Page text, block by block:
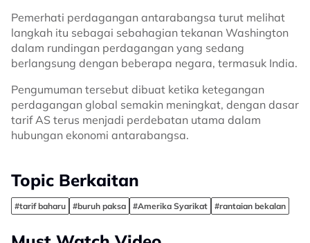
Pemerhati perdagangan antarabangsa turut melihat
langkah itu sebagai sebahagian tekanan Washington
dalam rundingan perdagangan yang sedang
berlangsung dengan beberapa negara, termasuk India.
Pengumuman tersebut dibuat ketika ketegangan
perdagangan global semakin meningkat, dengan dasar
tarif AS terus menjadi perdebatan utama dalam
hubungan ekonomi antarabangsa.
Topic Berkaitan
#tarif baharu #buruh paksa #Amerika Syarikat #rantaian bekalan